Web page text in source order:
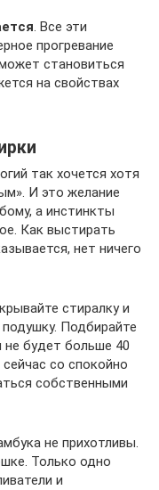
. Все эти
прогревание
становиться
на свойствах
так хочется хотя
И это желание
а инстинкты
Как выстирать
нет ничего
стиралку и
Подбирайте
не будет больше 40
со спокойно
собственными
не прихотливы.
Только одно
и